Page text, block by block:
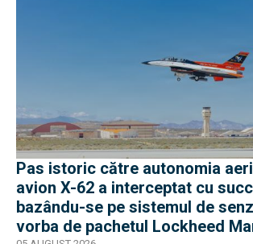
Pas istoric către autonomia
avion X-62 a interceptat cu
bazându-se pe sistemul de
vorba de pachetul Lockheed